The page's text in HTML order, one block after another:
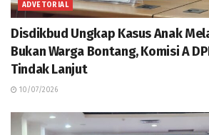
ADVETORIAL
Disdikbud Ungkap Kasus Anak
Bukan Warga Bontang, Komisi A
Tindak Lanjut
10/07/2026